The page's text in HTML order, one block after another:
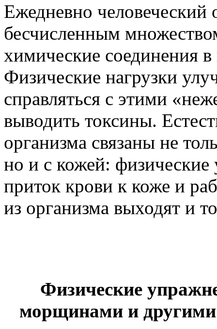
Ежедневно человеческий
бесчисленным
химические соединения в
Физические нагрузки
справляться с этими
выводить токсины.
организма связаны не
но и с кожей:
приток крови к коже и
из организма выходят и
Физические
морщинами и